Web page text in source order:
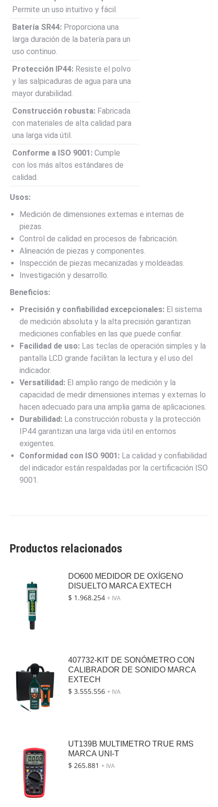
Permite un uso intuitivo y fácil.
Batería SR44: Proporciona una
larga duración de la batería para un
uso continuo.
Protección IP44: Resiste el polvo
y las salpicaduras de agua para una
mayor durabilidad.
Construcción robusta: Fabricada
con materiales de alta calidad para
una larga vida útil.
Conforme a ISO 9001: Cumple
con los más altos estándares de
calidad.
Usos:
Medición de dimensiones externas e internas de
piezas.
Control de calidad en procesos de fabricación.
Alineación de piezas y componentes.
Inspección de piezas mecanizadas y moldeadas.
Investigación y desarrollo.
Beneficios:
Precisión y confiabilidad excepcionales: El sistema
de medición absoluta y la alta precisión garantizan
mediciones confiables en las que puede confiar.
Facilidad de uso: Las teclas de operación simples y la
pantalla LCD grande facilitan la lectura y el uso del
indicador.
Versatilidad: El amplio rango de medición y la
capacidad de medir dimensiones internas y externas lo
hacen adecuado para una amplia gama de aplicaciones.
Durabilidad: La construcción robusta y la protección
IP44 garantizan una larga vida útil en entornos
exigentes.
Conformidad con ISO 9001: La calidad y confiabilidad
del indicador están respaldadas por la certificación ISO
9001.
Productos relacionados
DO600 MEDIDOR DE OXÍGENO
DISUELTO MARCA EXTECH
$ 1.968.254 + IVA
407732-KIT DE SONÓMETRO CON
CALIBRADOR DE SONIDO MARCA
EXTECH
$ 3.555.556 + IVA
UT139B MULTIMETRO TRUE RMS
MARCA UNI-T
$ 265.881 + IVA